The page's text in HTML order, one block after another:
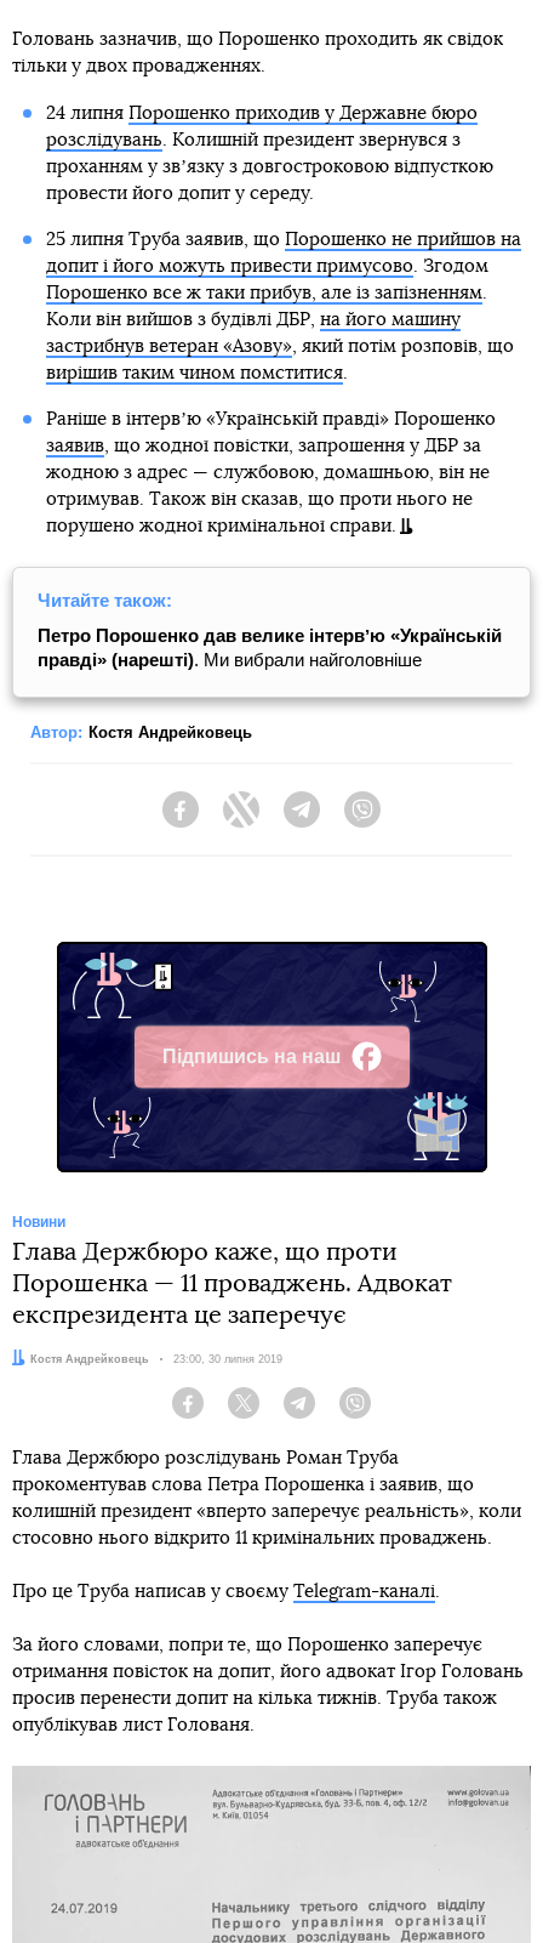
Головань зазначив, що Порошенко проходить як свідок
тільки у двох провадженнях.
24 липня Порошенко приходив у Державне бюро
розслідувань. Колишній президент звернувся з
проханням у звʼязку з довгостроковою відпусткою
провести його допит у середу.
25 липня Труба заявив, що Порошенко не прийшов на
допит і його можуть привести примусово. Згодом
Порошенко все ж таки прибув, але із запізненням.
Коли він вийшов з будівлі ДБР, на його машину
застрибнув ветеран «Азову», який потім розповів, що
вирішив таким чином помститися.
Раніше в інтервʼю «Українській правді» Порошенко
заявив, що жодної повістки, запрошення у ДБР за
жодною з адрес — службовою, домашньою, він не
отримував. Також він сказав, що проти нього не
порушено жодної кримінальної справи.
Читайте також:
Петро Порошенко дав велике інтервʼю «Українській
правді» (нарешті). Ми вибрали найголовніше
Автор: Костя Андрейковець
FacebookTwitter Telegram
Підпишись на наш
Facebook
Новини
Глава Держбюро каже, що проти
Порошенка — 11 проваджень. Адвокат
експрезидента це заперечує
Автор:Костя Андрейковець Дата:
23:00, 30 липня 2019
Facebook Twitter Telegram
Глава Держбюро розслідувань Роман Труба
прокоментував слова Петра Порошенка і заявив, що
колишній президент «вперто заперечує реальність», коли
стосовно нього відкрито 11 кримінальних проваджень.
Про це Труба написав у своєму Telegram-каналі.
За його словами, попри те, що Порошенко заперечує
отримання повісток на допит, його адвокат Ігор Головань
просив перенести допит на кілька тижнів. Труба також
опублікував лист Голованя.